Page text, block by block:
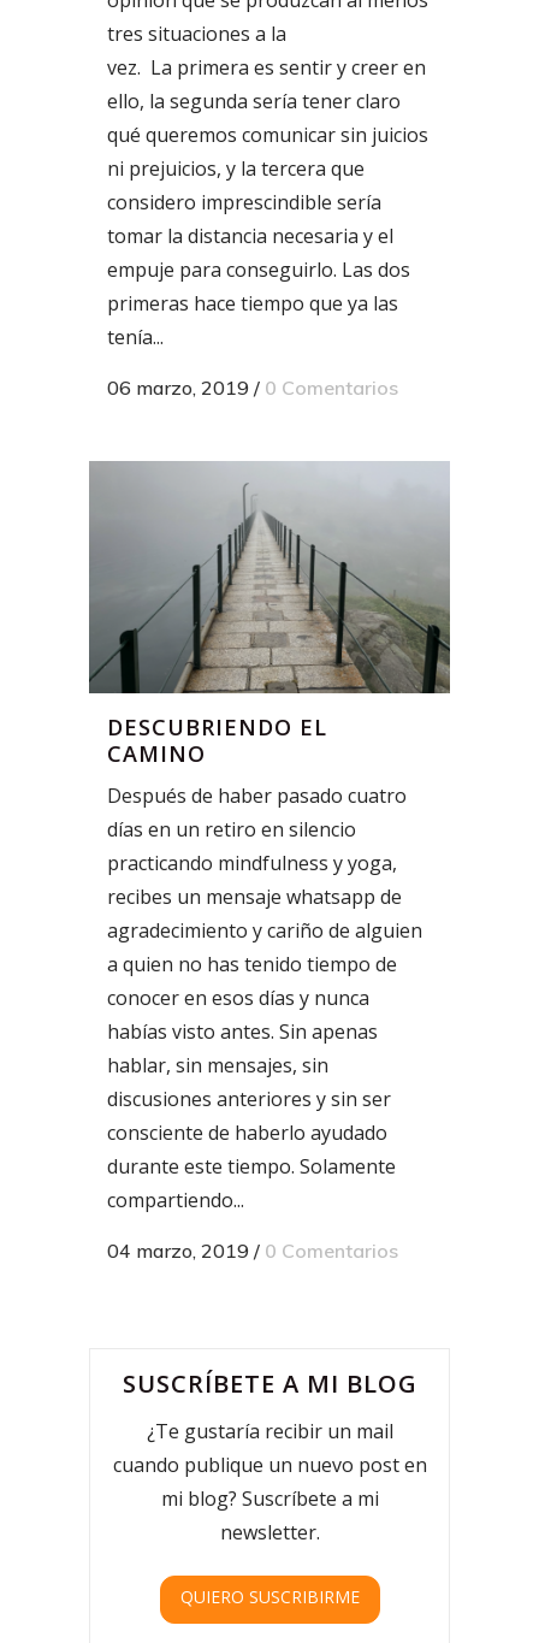
tres situaciones a la
vez. La primera es sentir y creer en
ello, la segunda sería tener claro
qué queremos comunicar sin juicios
ni prejuicios, y la tercera que
considero imprescindible sería
tomar la distancia necesaria y el
empuje para conseguirlo. Las dos
primeras hace tiempo que ya las
tenía...
06 marzo, 2019 / 0 Comentarios
DESCUBRIENDO EL
CAMINO
Después de haber pasado cuatro
días en un retiro en silencio
practicando mindfulness y yoga,
recibes un mensaje whatsapp de
agradecimiento y cariño de alguien
a quien no has tenido tiempo de
conocer en esos días y nunca
habías visto antes. Sin apenas
hablar, sin mensajes, sin
discusiones anteriores y sin ser
consciente de haberlo ayudado
durante este tiempo. Solamente
compartiendo...
04 marzo, 2019 / 0 Comentarios
SUSCRÍBETE A MI BLOG
¿Te gustaría recibir un mail
cuando publique un nuevo post en
mi blog? Suscríbete a mi
newsletter.
QUIERO SUSCRIBIRME